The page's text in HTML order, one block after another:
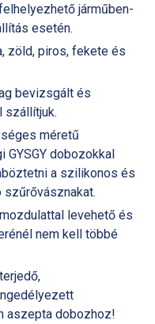
járműben-
esetén.
zöld, piros, fekete és
bevizsgált és
szállítjuk.
méretű
GYSGY dobozokkal
a szilikonos és
levehető és
nem kell többé
aszepta dobozhoz!